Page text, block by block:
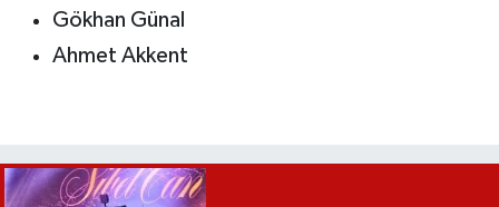
Gökhan Günal
Ahmet Akkent